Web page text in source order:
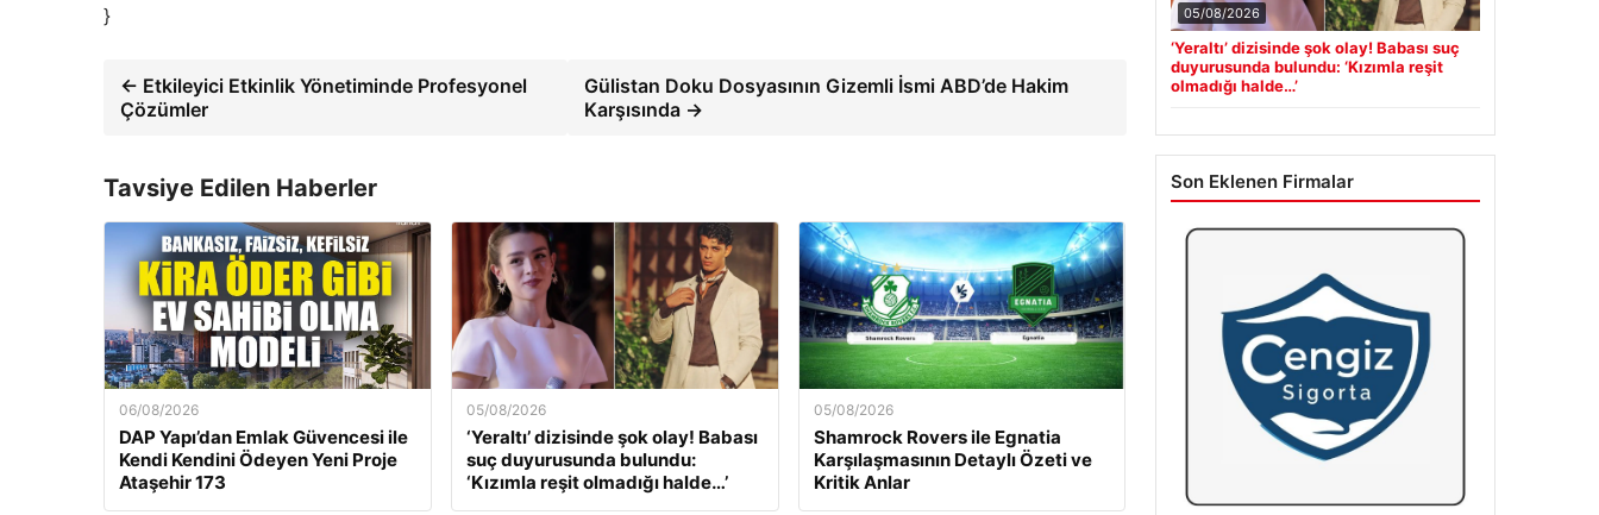
}
← Etkileyici Etkinlik Yönetiminde Profesyonel
Çözümler
Gülistan Doku Dosyasının Gizemli İsmi ABD’de Hakim
Karşısında →
Tavsiye Edilen Haberler
06/08/2026
DAP Yapı’dan Emlak Güvencesi ile
Kendi Kendini Ödeyen Yeni Proje
Ataşehir 173
05/08/2026
‘Yeraltı’ dizisinde şok olay! Babası
suç duyurusunda bulundu:
‘Kızımla reşit olmadığı halde…’
05/08/2026
Shamrock Rovers ile Egnatia
Karşılaşmasının Detaylı Özeti ve
Kritik Anlar
05/08/2026
‘Yeraltı’ dizisinde şok olay! Babası suç
duyurusunda bulundu: ‘Kızımla reşit
olmadığı halde…’
Son Eklenen Firmalar